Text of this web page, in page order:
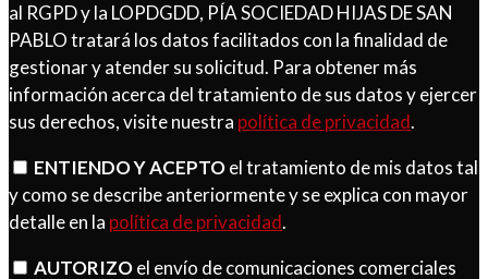
al RGPD y la LOPDGDD, PÍA SOCIEDAD HIJAS DE SAN
PABLO tratará los datos facilitados con la finalidad de
gestionar y atender su solicitud. Para obtener más
información acerca del tratamiento de sus datos y ejercer
sus derechos, visite nuestra política de privacidad.
ENTIENDO Y ACEPTOel tratamiento de mis datos tal
y como se describe anteriormente y se explica con mayor
detalle en la política de privacidad.
AUTORIZOel envío de comunicaciones comerciales